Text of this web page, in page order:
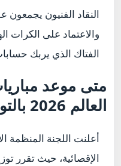
النقاد الفنيون يجمعون
والاعتماد على الكرات
الفتاك الذي يربك
متى موعد
العالم 2026 بالتوقيت الموحد؟
أعلنت اللجنة المنظمة
الإقصائية، حيث تقرر